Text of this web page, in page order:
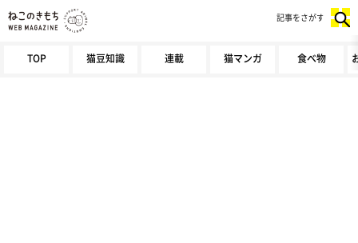
TOP 猫豆知識 連載 猫マンガ 食べ物
記事をさがす